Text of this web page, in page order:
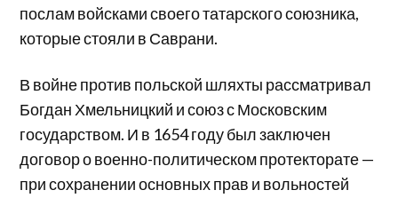
послам войсками своего татарского союзника,
которые стояли в Саврани.
В войне против польской шляхты рассматривал
Богдан Хмельницкий и союз с Московским
государством. И в 1654 году был заключен
договор о военно-политическом протекторате —
при сохранении основных прав и вольностей